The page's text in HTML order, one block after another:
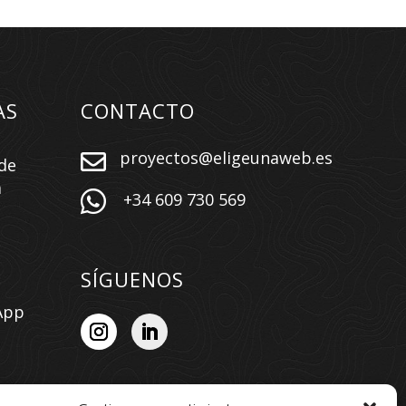
CONTACTO
 proyectos@eligeunaweb.es
 +34 609 730 569
SÍGUENOS